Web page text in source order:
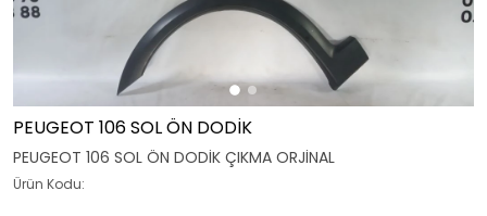
PEUGEOT 106 SOL ÖN DODİK
PEUGEOT 106 SOL ÖN DODİK ÇIKMA ORJİNAL
Ürün Kodu: